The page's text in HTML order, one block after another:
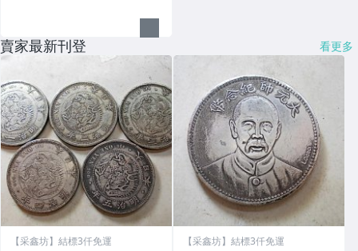
賣家最新刊登 看更多
【采鑫坊】結標3仟免運 【采鑫坊】結標3仟免運